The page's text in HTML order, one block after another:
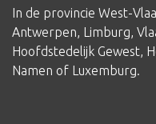
In de provincie West-
Antwerpen Limburg
Hoofdstedelijk Gewest
Namen of Luxemburg